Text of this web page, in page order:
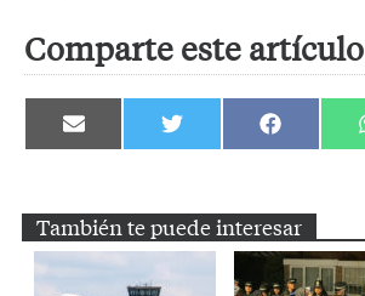
Comparte este artículo
Compartir
en
Compartir
en
Compartir
en
También te puede interesar